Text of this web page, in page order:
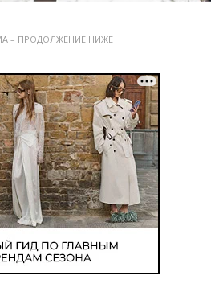
– ПРОДОЛЖЕНИЕ НИЖЕ